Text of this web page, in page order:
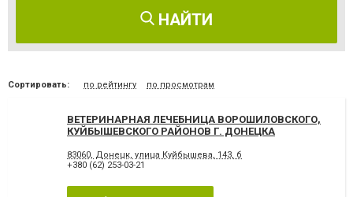
НАЙТИ
Сортировать: по рейтингу по просмотрам
ВЕТЕРИНАРНАЯ ЛЕЧЕБНИЦА ВОРОШИЛОВСКОГО,
КУЙБЫШЕВСКОГО РАЙОНОВ Г. ДОНЕЦКА
83060, Донецк, улица Куйбышева, 143, б
+380 (62) 253-03-21